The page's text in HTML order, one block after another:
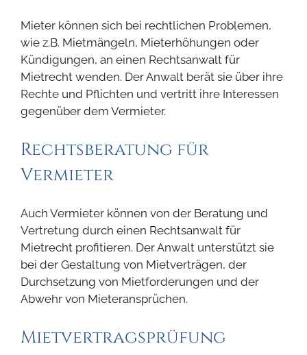
Mieter können sich bei rechtlichen Problemen,
wie z.B. Mietmängeln, Mieterhöhungen oder
Kündigungen, an einen Rechtsanwalt für
Mietrecht wenden. Der Anwalt berät sie über ihre
Rechte und Pflichten und vertritt ihre Interessen
gegenüber dem Vermieter.
Rechtsberatung für
Vermieter
Auch Vermieter können von der Beratung und
Vertretung durch einen Rechtsanwalt für
Mietrecht profitieren. Der Anwalt unterstützt sie
bei der Gestaltung von Mietverträgen, der
Durchsetzung von Mietforderungen und der
Abwehr von Mieteransprüchen.
Mietvertragsprüfung